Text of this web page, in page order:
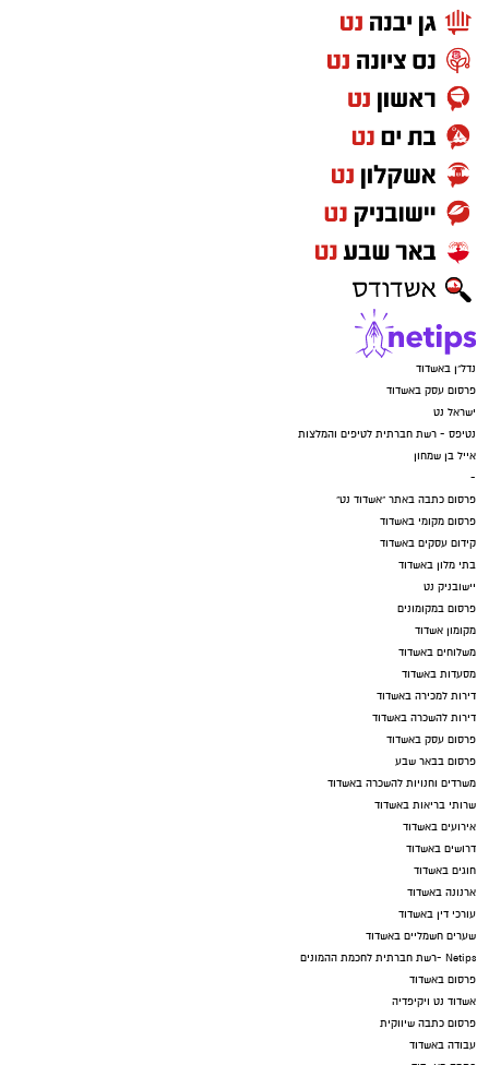
נדל"ן באשדוד
פרסום עסק באשדוד
ישראל נט
נטיפס - רשת חברתית לטיפים והמלצות
אייל בן שמחון
-
פרסום כתבה באתר "אשדוד נט"
פרסום מקומי באשדוד
קידום עסקים באשדוד
בתי מלון באשדוד
יישובניק נט
פרסום במקומונים
מקומון אשדוד
משלוחים באשדוד
מסעדות באשדוד
דירות למכירה באשדוד
דירות להשכרה באשדוד
פרסום עסק באשדוד
פרסום בבאר שבע
משרדים וחנויות להשכרה באשדוד
שרותי בריאות באשדוד
אירועים באשדוד
דרושים באשדוד
חוגים באשדוד
ארנונה באשדוד
עורכי דין באשדוד
שערים חשמליים באשדוד
Netips -רשת חברתית לחכמת ההמונים
פרסום באשדוד
אשדוד נט ויקיפדיה
פרסום כתבה שיווקית
עבודה באשדוד